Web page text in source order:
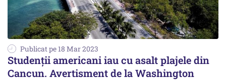
Publicat pe 18 Mar 2023
Studenții americani iau cu asalt plajele din
Cancun. Avertisment de la Washington